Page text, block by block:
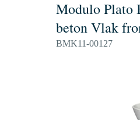
Modulo Plato
beton Vlak
BMK11-00127